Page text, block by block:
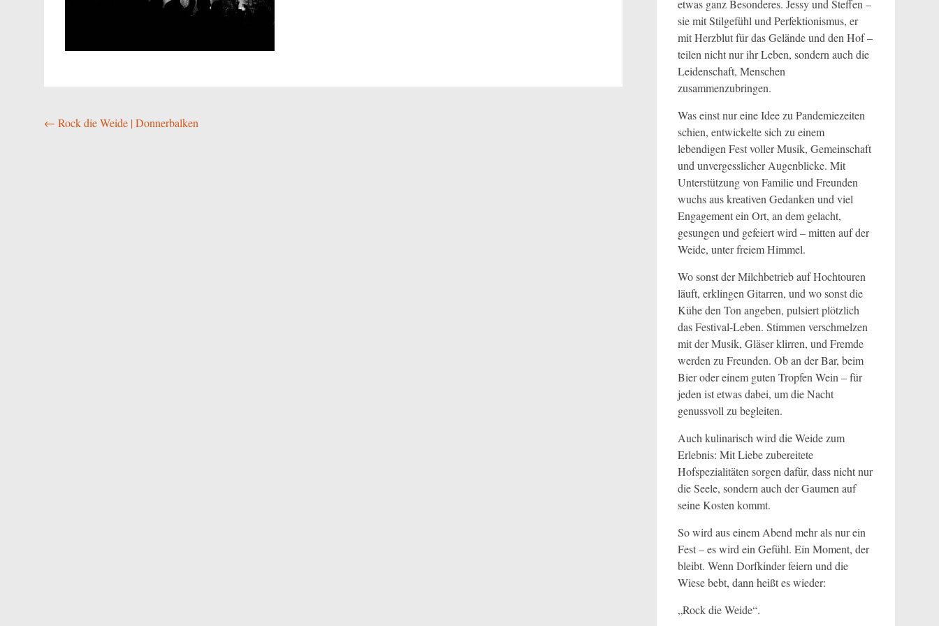
Beitragsnavigation
← Rock die Weide | Donnerbalken
etwas ganz Besonderes. Jessy und Steffen –
sie mit Stilgefühl und Perfektionismus, er
mit Herzblut für das Gelände und den Hof –
teilen nicht nur ihr Leben, sondern auch die
Leidenschaft, Menschen
zusammenzubringen.
Was einst nur eine Idee zu Pandemiezeiten
schien, entwickelte sich zu einem
lebendigen Fest voller Musik, Gemeinschaft
und unvergesslicher Augenblicke. Mit
Unterstützung von Familie und Freunden
wuchs aus kreativen Gedanken und viel
Engagement ein Ort, an dem gelacht,
gesungen und gefeiert wird – mitten auf der
Weide, unter freiem Himmel.
Wo sonst der Milchbetrieb auf Hochtouren
läuft, erklingen Gitarren, und wo sonst die
Kühe den Ton angeben, pulsiert plötzlich
das Festival-Leben. Stimmen verschmelzen
mit der Musik, Gläser klirren, und Fremde
werden zu Freunden. Ob an der Bar, beim
Bier oder einem guten Tropfen Wein – für
jeden ist etwas dabei, um die Nacht
genussvoll zu begleiten.
Auch kulinarisch wird die Weide zum
Erlebnis: Mit Liebe zubereitete
Hofspezialitäten sorgen dafür, dass nicht nur
die Seele, sondern auch der Gaumen auf
seine Kosten kommt.
So wird aus einem Abend mehr als nur ein
Fest – es wird ein Gefühl. Ein Moment, der
bleibt. Wenn Dorfkinder feiern und die
Wiese bebt, dann heißt es wieder:
„Rock die Weide“.